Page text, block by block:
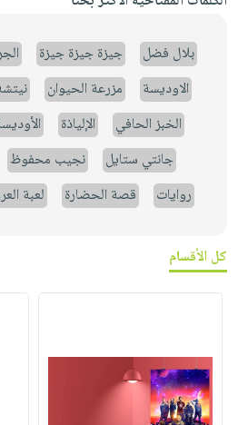
بلال فضل جيزة جيزة جيزة
الاوديسة
مزرعة الحيوان
الخبز الحافي
الإلياذة
جانتي ستايل
نجيب محفوظ
روايات
قصة الحضارة لعبة
كل الأقسام